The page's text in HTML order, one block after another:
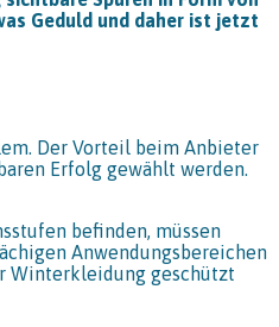
Geduld und daher ist jetzt
Der Vorteil beim Anbieter
Erfolg gewählt werden.
befinden, müssen
Anwendungsbereichen
Winterkleidung geschützt